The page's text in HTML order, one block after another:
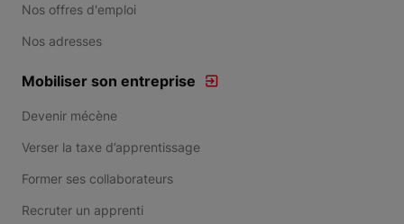
Nos offres d'emploi
Nos adresses
Mobiliser son entreprise
Devenir mécène
Verser la taxe d’apprentissage
Former ses collaborateurs
Recruter un apprenti